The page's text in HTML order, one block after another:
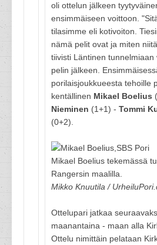
oli ottelun jälkeen
ensimmäiseen voittoon.
tilasimme eli kotivoiton.
nämä pelit ovat ja miten
tiivisti Läntinen tunnelmiaan
pelin jälkeen.
porilaisjoukkueesta tehoille
kentällinen Mikael Boelius
Nieminen (1+1) - Tommi
(0+2).
Mikael Boelius tekemässä
Rangersin maalilla.
Mikko Knuutila /
Ottelupari jatkaa
maanantaina - maan alla
Ottelu nimittäin pelataan